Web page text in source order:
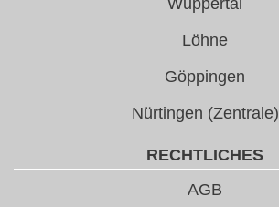
Löhne
Göppingen
Nürtingen (Zentrale)
RECHTLICHES
AGB